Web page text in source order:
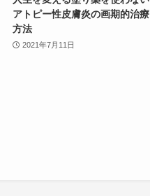
アトピー性皮膚炎の画期的治療
方法
2021年7月11日